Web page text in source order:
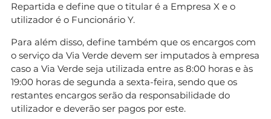
Repartida e define que o titular é a Empresa X e o
utilizador é o Funcionário Y.
Para além disso, define também que os encargos com
o serviço da Via Verde devem ser imputados à empresa
caso a Via Verde seja utilizada entre as 8:00 horas e às
19:00 horas de segunda a sexta-feira, sendo que os
restantes encargos serão da responsabilidade do
utilizador e deverão ser pagos por este.